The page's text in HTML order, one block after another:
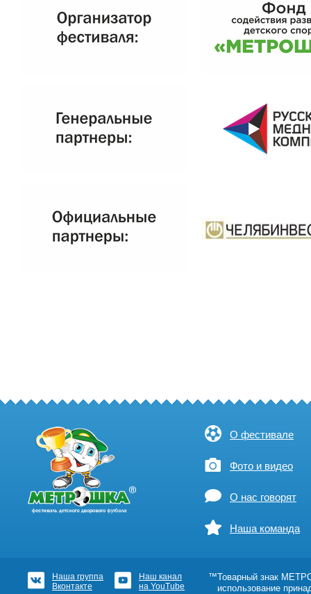
О фестивале
Фото и видео
О нас говорят
Наша команда
Наша группа
Вконтакте
Наш канал
на YouTube
™Товарный знак
использование